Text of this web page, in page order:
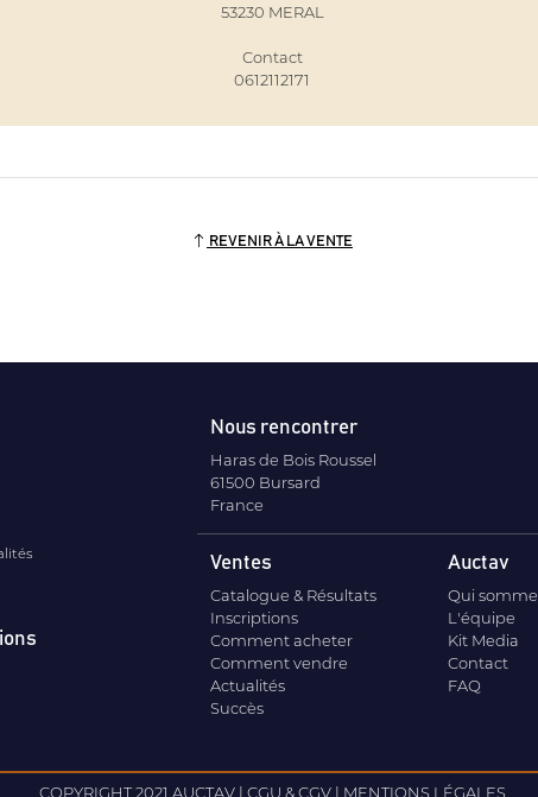
53230 MERAL
Contact
0612112171
REVENIR À LA VENTE
Nous rencontrer
Haras de Bois Roussel
61500 Bursard
France
Ventes
Catalogue & Résultats
Inscriptions
Comment acheter
Comment vendre
Actualités
Succès
Auctav
Qui
L'équipe
Kit Media
Contact
FAQ
COPYRIGHT 2021 AUCTAV | CGU & CGV| MENTIONS LÉGALES